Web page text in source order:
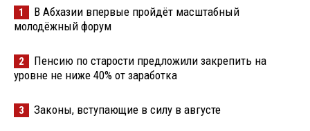
1
В Абхазии впервые пройдёт масштабный
молодёжный форум
2
Пенсию по старости предложили закрепить на
уровне не ниже 40% от заработка
3 Законы, вступающие в силу в августе